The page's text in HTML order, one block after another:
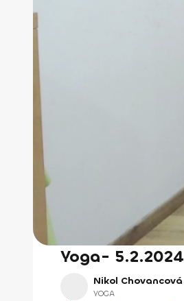
Yoga- 5.2.2024
Nikol Chovancová
YOGA